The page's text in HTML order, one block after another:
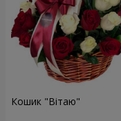
Кошик "Вітаю"